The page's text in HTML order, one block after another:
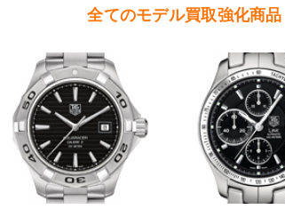
全てのモデル買取強化商品